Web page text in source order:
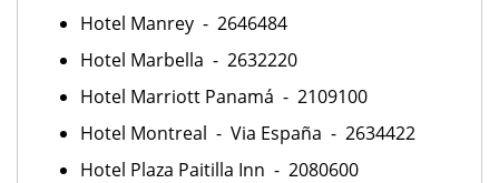
Hotel Manrey - 2646484
Hotel Marbella - 2632220
Hotel Marriott Panamá - 2109100
Hotel Montreal - Via España - 2634422
Hotel Plaza Paitilla Inn - 2080600